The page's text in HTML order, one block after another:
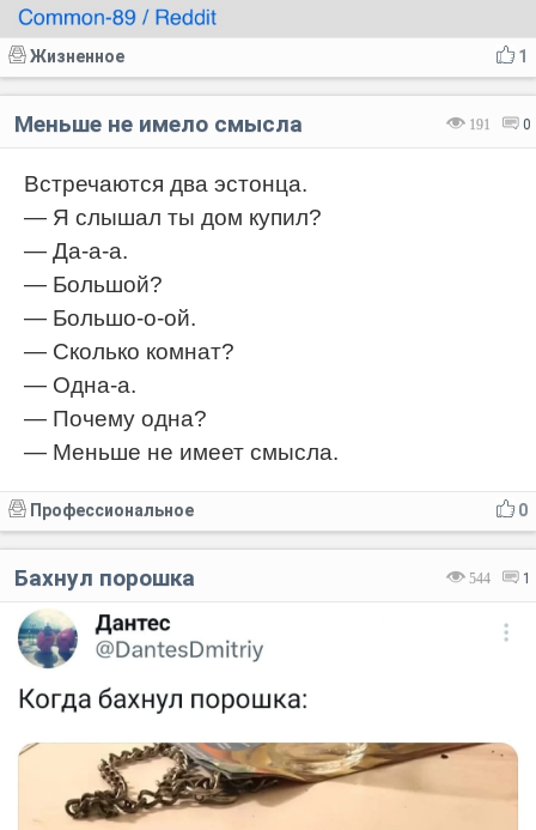
1
Жизненное
191 0
Меньше не имело смысла
Встречаются два эстонца.
— Я слышал ты дом купил?
— Да-а-а.
— Большой?
— Большо-о-ой.
— Сколько комнат?
— Одна-а.
— Почему одна?
— Меньше не имеет смысла.
0
Профессиональное
544 1
Бахнул порошка